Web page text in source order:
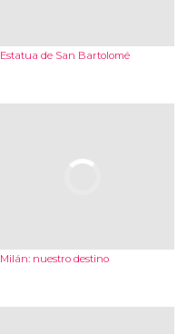
Estatua de San Bartolomé
Milán: nuestro destino